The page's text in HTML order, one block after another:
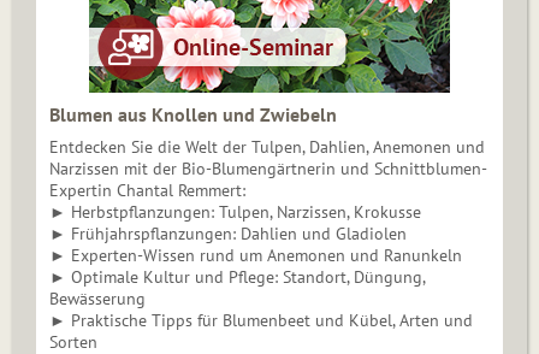
Blumen aus Knollen und Zwiebeln
Entdecken Sie die Welt der Tulpen, Dahlien, Anemonen und
Narzissen mit der Bio-Blumengärtnerin und Schnittblumen-
Expertin Chantal Remmert:
► Herbstpflanzungen: Tulpen, Narzissen, Krokusse
► Frühjahrspflanzungen: Dahlien und Gladiolen
► Experten-Wissen rund um Anemonen und Ranunkeln
► Optimale Kultur und Pflege: Standort, Düngung,
Bewässerung
► Praktische Tipps für Blumenbeet und Kübel, Arten und
Sorten